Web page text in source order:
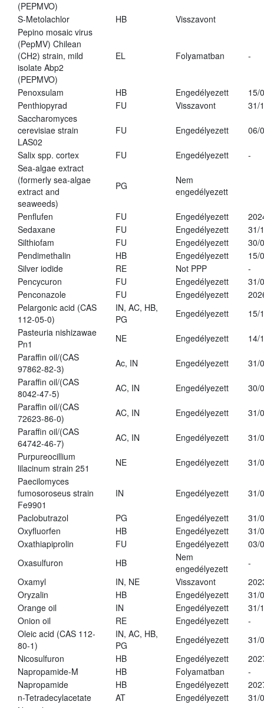
(PEPMVO)
S-Metolachlor HB
Visszavont
Pepino mosaic virus
(PepMV) Chilean
(CH2) strain, mild
isolate Abp2
(PEPMVO)
EL Folyamatban -
Penoxsulam HB Engedélyezett
15/
Penthiopyrad
FU Visszavont
31/
Saccharomyces
cerevisiae strain
LAS02
FU Engedélyezett 06/
Salix spp. cortex FU Engedélyezett
-
Sea-algae extract
(formerly sea-algae
extract and
seaweeds)
PG
Nem
engedélyezett
Penflufen FU Engedélyezett
Sedaxane
FU Engedélyezett
31/
Silthiofam
FU Engedélyezett
30/
Pendimethalin
HB Engedélyezett
15/
Silver iodide
RE Not PPP
-
Pencycuron
FU Engedélyezett
31/
Penconazole
FU Engedélyezett
Pelargonic acid (CAS
112-05-0)
IN, AC, HB,
PG
Engedélyezett
15/
Pasteuria nishizawae
Pn1
NE Engedélyezett
14/
Paraffin oil/(CAS
97862-82-3)
Ac, IN Engedélyezett
31/
Paraffin oil/(CAS
8042-47-5)
AC, IN Engedélyezett
30/
Paraffin oil/(CAS
72623-86-0)
AC, IN Engedélyezett
31/
Paraffin oil/(CAS
64742-46-7)
AC, IN Engedélyezett
31/
Purpureocillium
lilacinum strain 251
NE Engedélyezett
31/
Paecilomyces
fumosoroseus strain
Fe9901
IN Engedélyezett 31/
Paclobutrazol PG Engedélyezett
31/
Oxyfluorfen
HB Engedélyezett
31/
Oxathiapiprolin
FU Engedélyezett
03/
Oxasulfuron
HB
Nem
engedélyezett
-
Oxamyl
IN, NE Visszavont
Oryzalin
HB Engedélyezett
31/
Orange oil
IN Engedélyezett
31/
Onion oil
RE Engedélyezett
-
Oleic acid (CAS 112-
80-1)
IN, AC, HB,
PG
Engedélyezett
31/
Nicosulfuron
HB Engedélyezett
Napropamide-M
HB Folyamatban
-
Napropamide
HB Engedélyezett
n-Tetradecylacetate
AT Engedélyezett
31/